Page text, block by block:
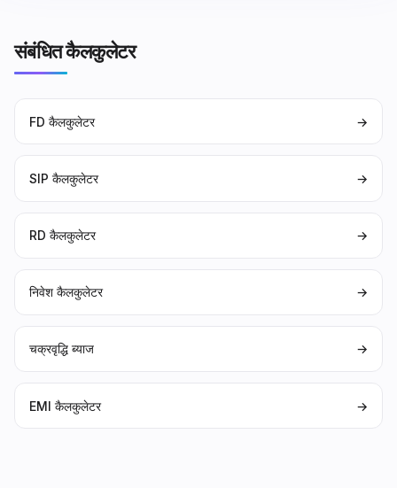
संबंधित कैलकुलेटर
FD कैलकुलेटर →
SIP कैलकुलेटर →
RD कैलकुलेटर →
निवेश कैलकुलेटर →
चक्रवृद्धि ब्याज →
EMI कैलकुलेटर →